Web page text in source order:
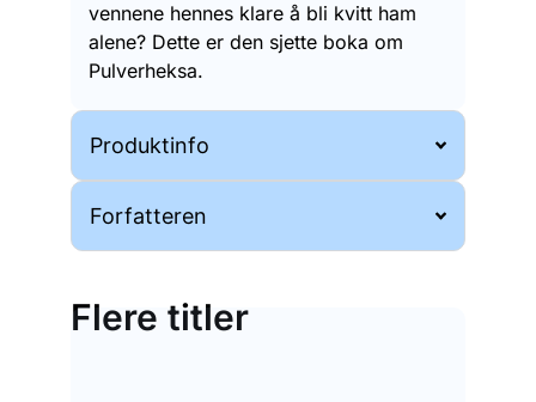
vennene hennes klare å bli kvitt ham
alene? Dette er den sjette boka om
Pulverheksa.
Produktinfo
Forfatteren
Flere titler